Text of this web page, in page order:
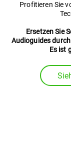
Profitieren Sie
Ersetzen Sie
Audioguides
Es ist